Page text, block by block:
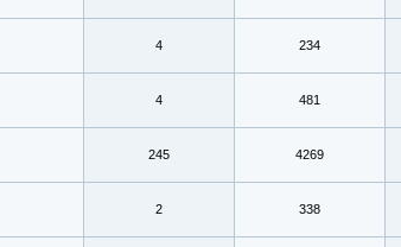
4 234
4 481
245 4269
2 338